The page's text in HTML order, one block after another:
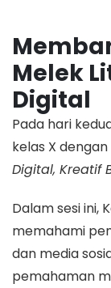
Melek
Digital
Pada hari
kelas X
Digital, Kreatif
Dalam sesi ini,
memahami
dan media
pemahaman